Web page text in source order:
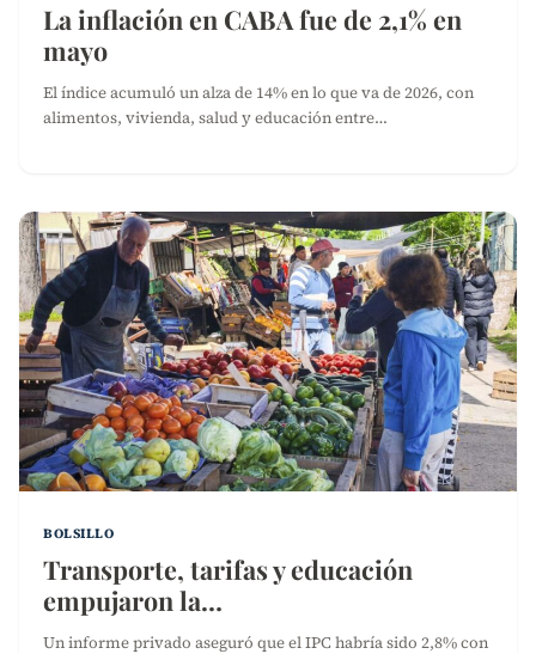
La inflación en CABA fue de 2,1% en
mayo
El índice acumuló un alza de 14% en lo que va de 2026, con
alimentos, vivienda, salud y educación entre…
BOLSILLO
Transporte, tarifas y educación
empujaron la…
Un informe privado aseguró que el IPC habría sido 2,8% con